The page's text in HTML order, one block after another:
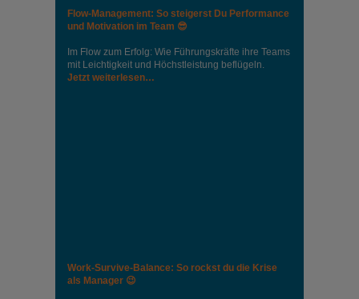
Flow-Management: So steigerst Du Performance
und Motivation im Team 😎
Im Flow zum Erfolg: Wie Führungskräfte ihre Teams
mit Leichtigkeit und Höchstleistung beflügeln.
Jetzt weiterlesen…
Work-Survive-Balance: So rockst du die Krise
als Manager 😉